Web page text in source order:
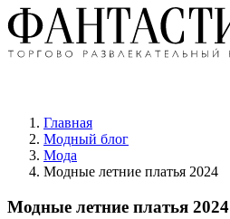
Главная
Модный блог
Мода
Модные летние платья 2024
Модные летние платья 2024